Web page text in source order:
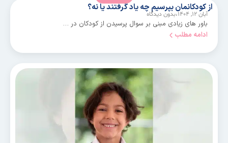
از کودکانمان بپرسیم چه یاد گرفتند یا نه؟
آبان ۱۲, ۱۴۰۴، بدون دیدگاه
باور های زیادی مبنی بر سوال پرسیدن از کودکان در …
ادامه مطلب